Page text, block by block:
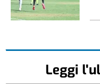
Leggi